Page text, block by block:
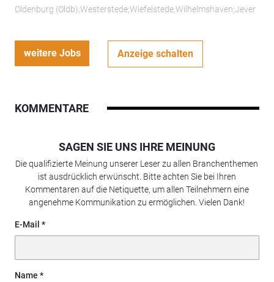
Oldenburg (Oldb);Westerstede;Wiefelstede;Wilhelmshaven;Jever
weitere Jobs Anzeige schalten
KOMMENTARE
SAGEN SIE UNS IHRE MEINUNG
Die qualifizierte Meinung unserer Leser zu allen Branchenthemen
ist ausdrücklich erwünscht. Bitte achten Sie bei Ihren
Kommentaren auf die Netiquette, um allen Teilnehmern eine
angenehme Kommunikation zu ermöglichen. Vielen Dank!
E-Mail
Name